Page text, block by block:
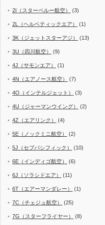
2I（スターペルー航空） (3)
2L（ヘルベティックエア） (1)
3K（ジェットスターアジ） (13)
3U（四川航空） (9)
4J（サモンエア） (1)
4N（エアノース航空） (7)
4O（インテルジェット） (3)
4U（ジャーマンウイング） (2)
4Z（エアリンク） (4)
5E（ノックミニ航空） (2)
5J（セブパシフィック） (10)
6E（インディゴ航空） (6)
6J（ソラシドエア） (11)
6T（エアーマンダレー） (1)
7C（チェジュ航空） (25)
7G（スターフライヤー） (8)